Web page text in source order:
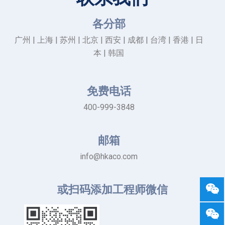
各分部
广州 | 上海 | 苏州 | 北京 | 西安 | 成都 | 台湾 | 香港 | 日
本 | 韩国
免费电话
400-999-3848
邮箱
info@hkaco.com
或扫码添加工程师微信